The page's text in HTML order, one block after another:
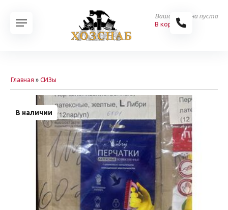
Ваша корзина пуста
В корзину
Главная » СИЗы
В наличии